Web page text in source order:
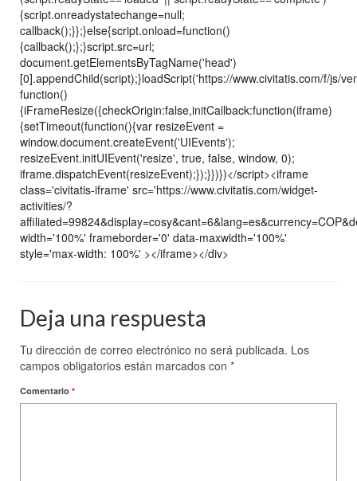
{script.onreadystatechange=null;
callback();}};}else{script.onload=function()
{callback();};}script.src=url;
document.getElementsByTagName('head')
[0].appendChild(script);}loadScript('https://www.civitatis.com/f/js/
function()
{iFrameResize({checkOrigin:false,initCallback:function(iframe)
{setTimeout(function(){var resizeEvent =
window.document.createEvent('UIEvents');
resizeEvent.initUIEvent('resize', true, false, window, 0);
iframe.dispatchEvent(resizeEvent);});}})})</script><iframe
class='civitatis-iframe' src='https://www.civitatis.com/widget-
activities/?
width='100%' frameborder='0' data-maxwidth='100%'
style='max-width: 100%' ></iframe></div>
Deja una respuesta
Tu dirección de correo electrónico no será publicada. Los
campos obligatorios están marcados con *
Comentario *